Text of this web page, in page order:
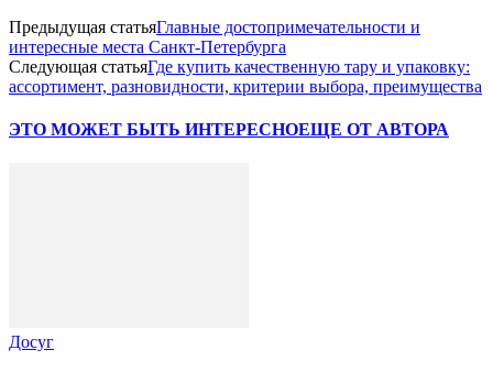
Предыдущая статьяГлавные достопримечательности и
интересные места Санкт-Петербурга
Следующая статьяГде купить качественную тару и упаковку:
ассортимент, разновидности, критерии выбора, преимущества
ЭТО МОЖЕТ БЫТЬ ИНТЕРЕСНОЕЩЕ ОТ АВТОРА
Досуг